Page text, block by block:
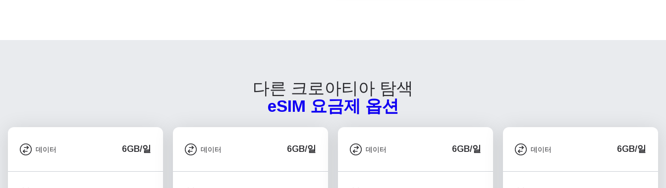
다른 크로아티아 탐색
eSIM 요금제 옵션
데이터 6GB/일 데이터 6GB/일 데이터 6GB/일 데이터 6GB/일